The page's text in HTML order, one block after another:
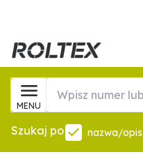
MENU
Szukaj po nazwa/opis